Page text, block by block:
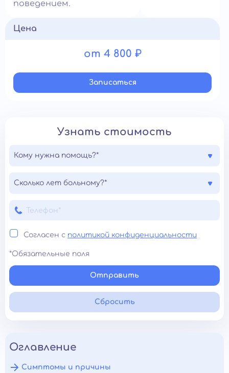
поведением.
Цена
от 4 800 ₽
Записатьcя
Узнать стоимость
Кому нужна помощь?*
Сколько лет больному?*
Согласен с политикой конфиденциальности
*Обязательные поля
Отправить
Сбросить
Оглавление
Симптомы и причины